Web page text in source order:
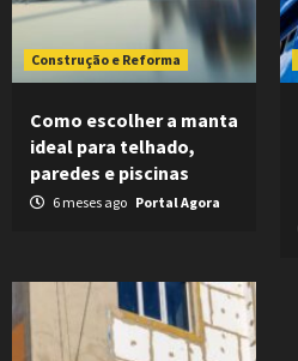
Construção e Reforma
Como escolher a manta
ideal para telhado,
paredes e piscinas
6 meses ago Portal Agora